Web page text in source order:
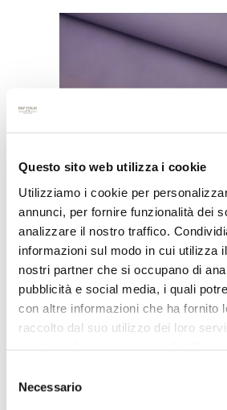
Questo sito web utilizza i cookie
Utilizziamo i cookie per
annunci, per fornire funzionalità dei
analizzare il nostro traffico.
informazioni sul modo in cui utilizza
nostri partner che si occupano di
pubblicità e social media, i quali
con altre informazioni che ha fornito
raccolto dal suo utilizzo dei loro
delNecessario
BOBINA CARTA
WATER